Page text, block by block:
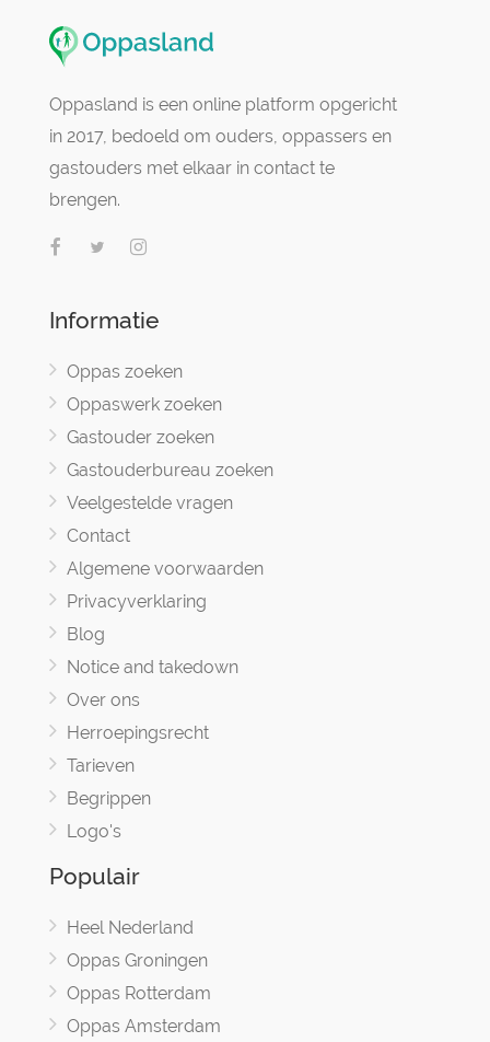
Oppasland is een online platform opgericht
in 2017, bedoeld om ouders, oppassers en
gastouders met elkaar in contact te
brengen.
Informatie
Oppas zoeken
Oppaswerk zoeken
Gastouder zoeken
Gastouderbureau zoeken
Veelgestelde vragen
Contact
Algemene voorwaarden
Privacyverklaring
Blog
Notice and takedown
Over ons
Herroepingsrecht
Tarieven
Begrippen
Logo's
Populair
Heel Nederland
Oppas Groningen
Oppas Rotterdam
Oppas Amsterdam